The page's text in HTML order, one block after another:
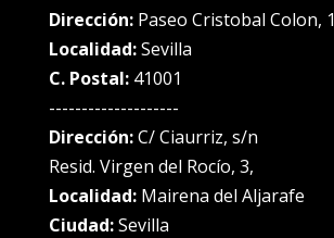
Dirección: Paseo Cristobal Colon, 1
Localidad:Sevilla
C. Postal:41001
--------------------
Dirección:C/ Ciaurriz, s/n
Resid. Virgen del Rocío, 3,
Localidad:Mairena del Aljarafe
Ciudad:Sevilla